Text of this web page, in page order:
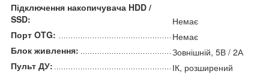
Підключення накопичувача HDD /
SSD:
Немає
Порт OTG:
Немає
Блок живлення:
Зовнішній, 5В / 2А
Пульт ДУ:
ІК, розширений